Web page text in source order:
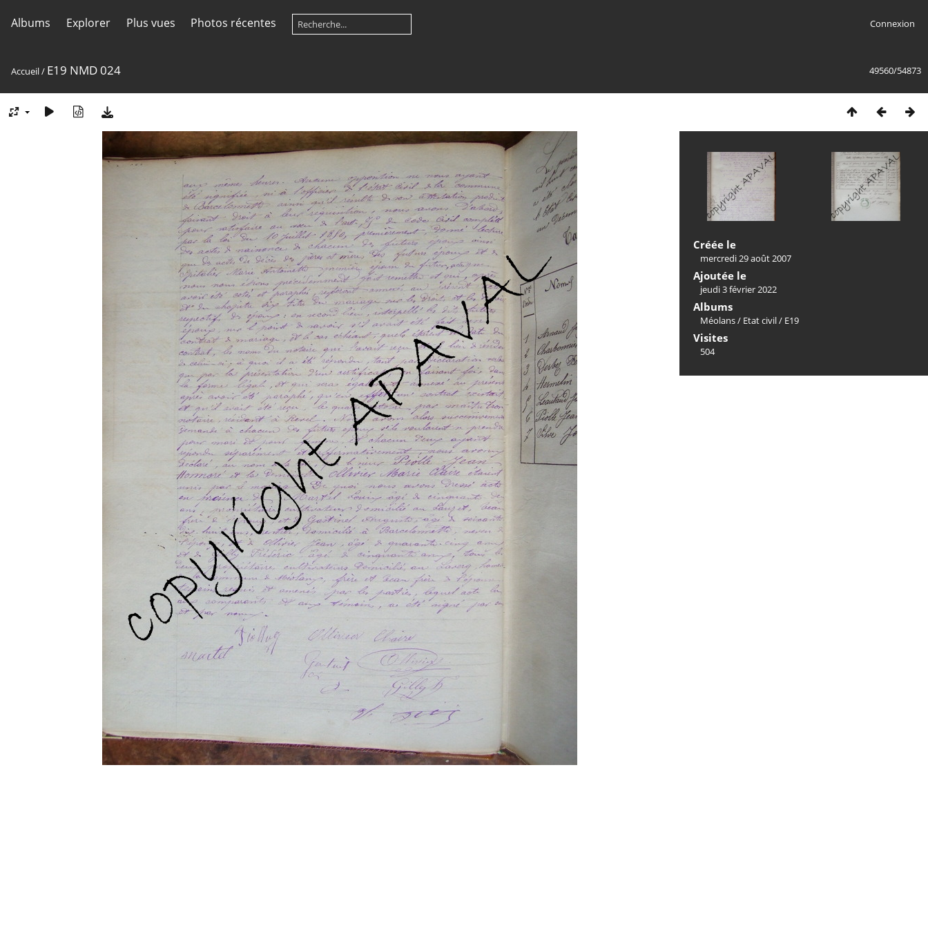
Albums Explorer Plus vues Photos récentes Connexion
49560/54873
Accueil/ E19 NMD 024
Créée le
mercredi 29 août 2007
Ajoutée le
jeudi 3 février 2022
Albums
Méolans/ Etat civil/ E19
Visites
504